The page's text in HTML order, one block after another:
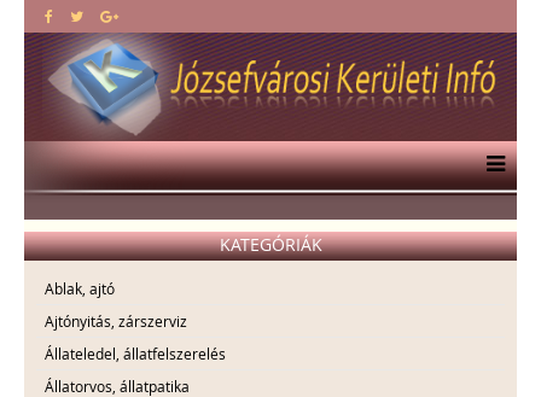
KATEGÓRIÁK
Ablak, ajtó
Ajtónyitás, zárszerviz
Állateledel, állatfelszerelés
Állatorvos, állatpatika